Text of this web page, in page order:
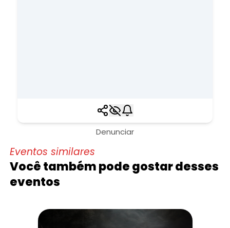
Denunciar
Eventos similares
Você também pode gostar desses
eventos